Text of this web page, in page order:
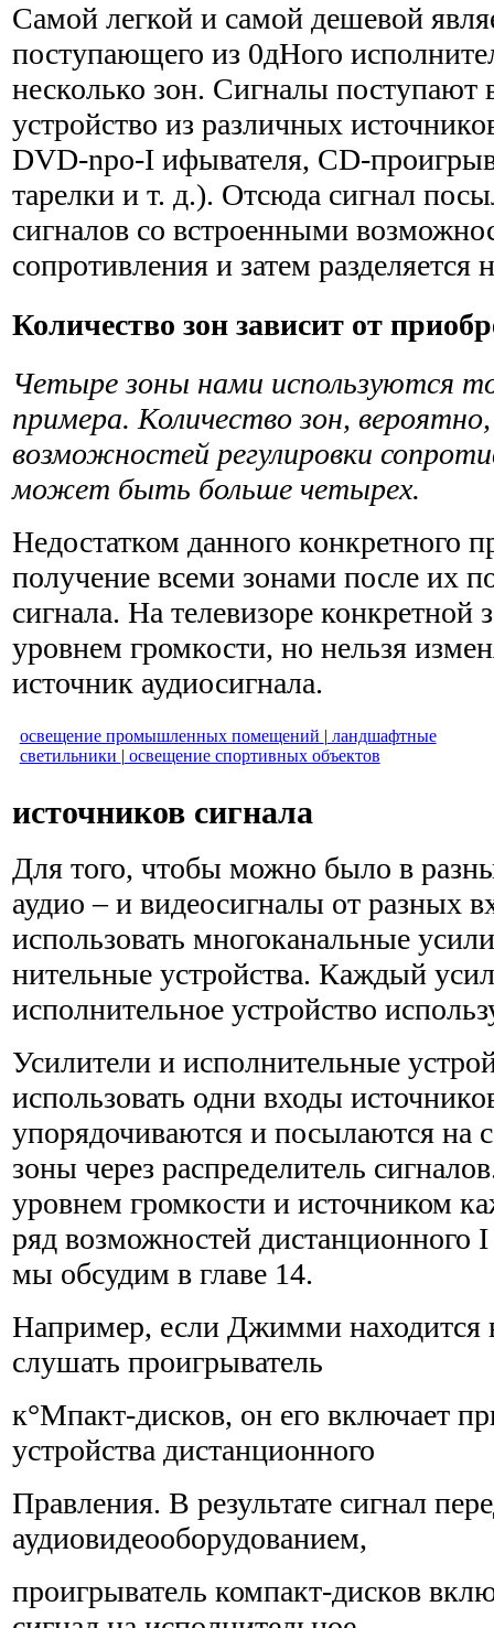
Самой легкой и самой дешевой
поступающего из 0дНого
несколько зон. Сигналы поступают
устройство из различных
DVD-npo-I ифывателя, CD-
тарелки и т. д.). Отсюда сигнал
сигналов со встроенными
сопротивления и затем разделяется
Количество зон зависит от
Четыре зоны нами используются
примера. Количе­ство зон,
возможностей регулировки
может быть больше четырех.
Недостатком данного конкретного
получение всеми зонами после их
сигнала. На телевизоре
уровнем громкости, но нельзя
источник аудиосигнала.
освещение промышленных помещений | ландшафтные
светильники | освещение спортивных объектов
источников сигнала
Для того, чтобы можно было в
аудио – и видеосигналы от разных
использовать многоканальные
нительные устройства. Каждый
исполнительное устройство
Усилители и исполнительные
использовать одни входы
упорядочиваются и посылаются на
зоны через распределитель
уровнем гром­кости и источником
ряд возможностей дистанционного
мы обсудим в главе 14.
Например, если Джимми находится
слушать проигрыватель
к°Мпакт-дисков, он его включает
устройства дистанционного
Правления. В результате сигнал
аудиовидеооборудованием,
проигрыватель компакт-дисков